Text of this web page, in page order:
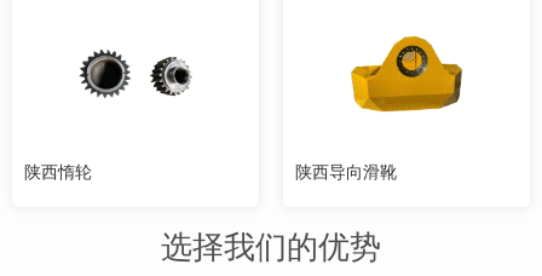
陕西惰轮 陕西导向滑靴
选择我们的优势